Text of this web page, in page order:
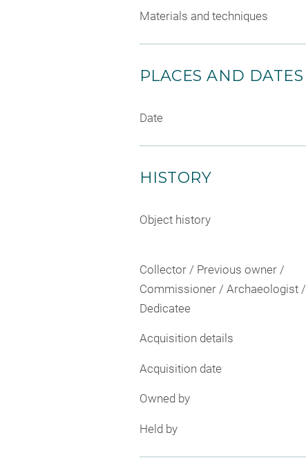
Materials and techniques
PLACES AND DATES
Date
HISTORY
Object history
Collector / Previous owner /
Commissioner / Archaeologist /
Dedicatee
Acquisition details
Acquisition date
Owned by
Held by